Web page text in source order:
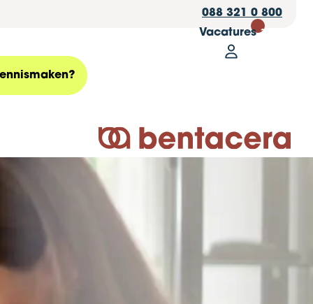
088 321 0 800
Vacatures 30
Mijn
Logo Bentacera
het niet